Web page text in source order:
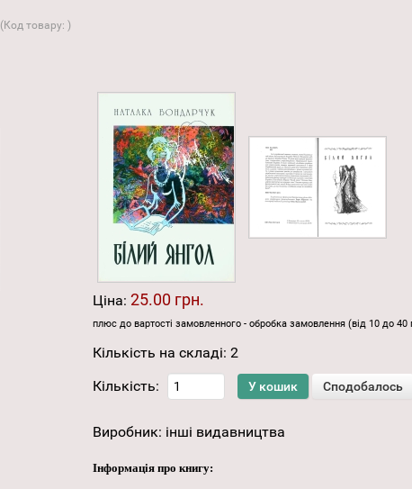
(Код товару: )
Ціна: 25.00 грн.
плюс до вартості замовленного - обробка замовлення (від 10 до 40
Кількість на складі: 2
Кількість:
Виробник: інші видавництва
Інформація про книгу: